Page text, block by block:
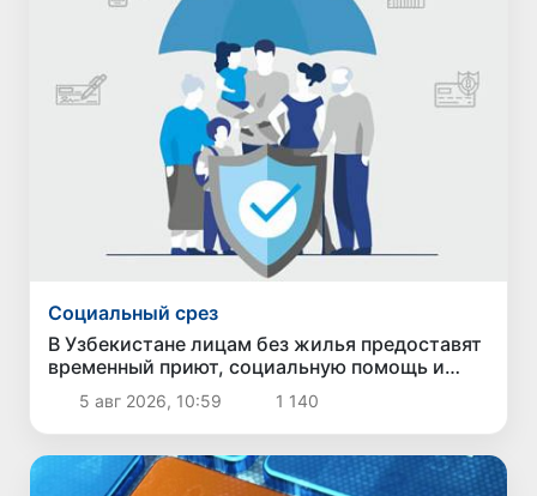
Социальный срез
В Узбекистане лицам без жилья предоставят
временный приют, социальную помощь и
возможность трудоустройства
5 авг 2026, 10:59 1 140